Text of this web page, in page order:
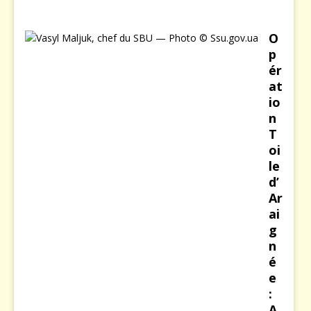
O
p
ér
at
io
n
T
oi
le
d’
Ar
ai
g
n
é
e
: